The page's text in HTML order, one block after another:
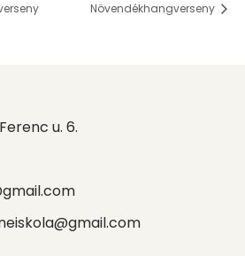
Növendékhangverseny
u. 6.